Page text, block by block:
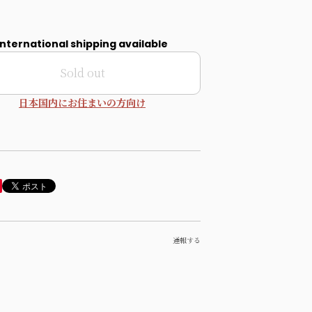
shipping available
Sold out
日本国内にお住まいの方向け
通報する